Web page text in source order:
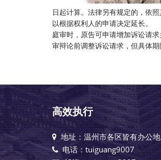
日起计算。法律另有规定的，依
以根据权利人的申请决定延长。
庭审时，原告可申请增加诉讼请
审辩论前调整诉讼请求，但具体
高效执行
地址：温州市各区皆有办公
电话：tuiguang9007